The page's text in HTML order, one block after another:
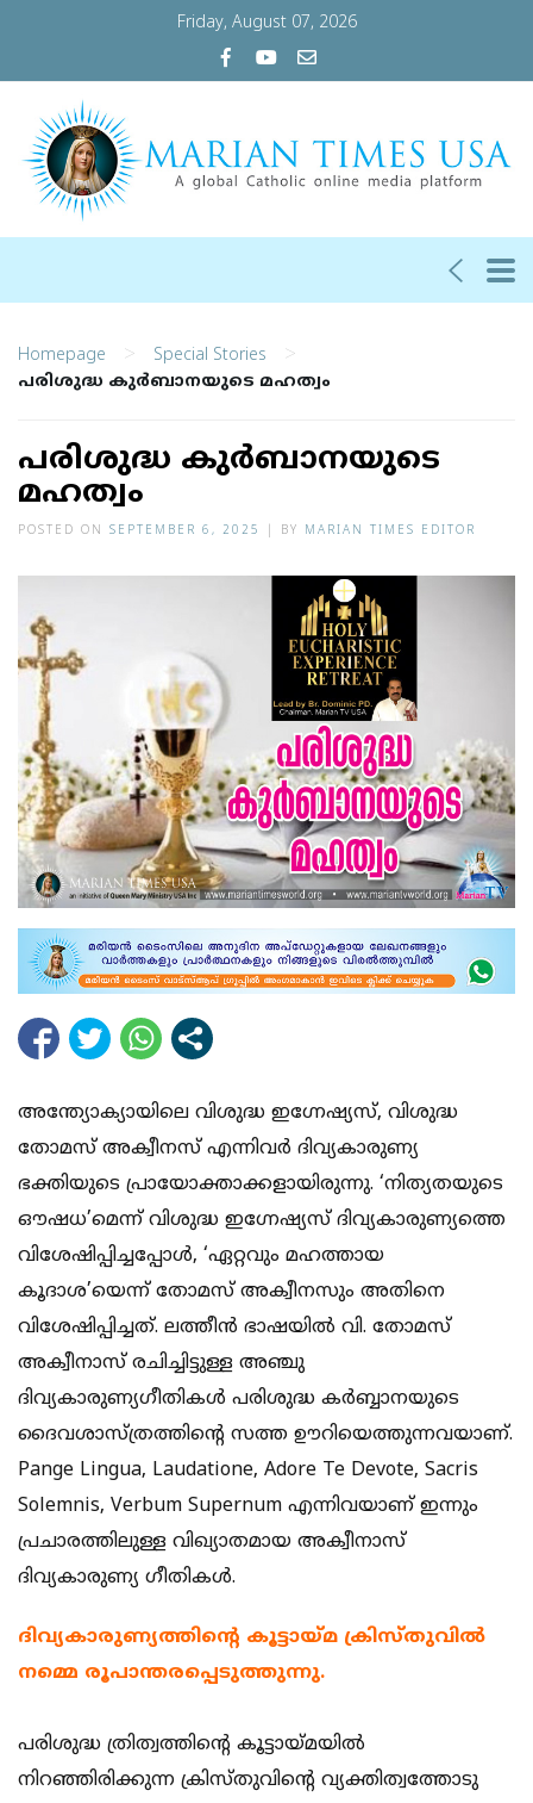
Friday, August 07, 2026
Homepage > Special Stories >
പരിശുദ്ധ കുര്‍ബാനയുടെ മഹത്വം
പരിശുദ്ധ കുര്‍ബാനയുടെ
മഹത്വം
POSTED ON SEPTEMBER 6, 2025 BY MARIAN TIMES EDITOR
അന്ത്യോക്യായിലെ വിശുദ്ധ ഇഗ്നേഷ്യസ്, വിശുദ്ധ
തോമസ് അക്വീനസ് എന്നിവര്‍ ദിവ്യകാരുണ്യ
ഭക്തിയുടെ പ്രായോക്താക്കളായിരുന്നു. ‘നിത്യതയുടെ
ഔഷധ’മെന്ന് വിശുദ്ധ ഇഗ്നേഷ്യസ് ദിവ്യകാരുണ്യത്തെ
വിശേഷിപ്പിച്ചപ്പോള്‍, ‘ഏറ്റവും മഹത്തായ
കൂദാശ’യെന്ന് തോമസ് അക്വീനസും അതിനെ
വിശേഷിപ്പിച്ചത്. ലത്തീന്‍ ഭാഷയില്‍ വി. തോമസ്
അക്വീനാസ് രചിച്ചിട്ടുള്ള അഞ്ചു
ദിവ്യകാരുണ്യഗീതികള്‍ പരിശുദ്ധ കര്‍ബ്ബാനയുടെ
ദൈവശാസ്ത്രത്തിന്‍റെ സത്ത ഊറിയെത്തുന്നവയാണ്.
Pange Lingua, Laudatione, Adore Te Devote, Sacris
Solemnis, Verbum Supernum എന്നിവയാണ് ഇന്നും
പ്രചാരത്തിലുള്ള വിഖ്യാതമായ അക്വീനാസ്
ദിവ്യകാരുണ്യ ഗീതികള്‍.
ദിവ്യകാരുണ്യത്തിന്‍റെ കൂട്ടായ്മ ക്രിസ്തുവില്‍
നമ്മെ രൂപാന്തരപ്പെടുത്തുന്നു.
പരിശുദ്ധ ത്രിത്വത്തിന്‍റെ കൂട്ടായ്മയില്‍
നിറഞ്ഞിരിക്കുന്ന ക്രിസ്തുവിന്‍റെ വ്യക്തിത്വത്തോടു